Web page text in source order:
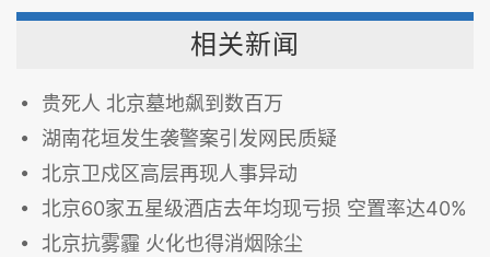
相关新闻
贵死人 北京墓地飙到数百万
湖南花垣发生袭警案引发网民质疑
北京卫戍区高层再现人事异动
北京60家五星级酒店去年均现亏损 空置率达40%
北京抗雾霾 火化也得消烟除尘